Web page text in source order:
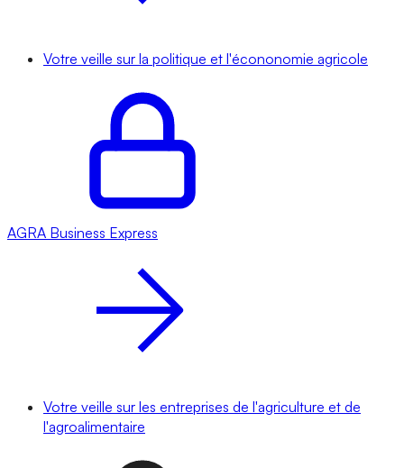
Votre veille sur la politique et l'écononomie agricole
AGRA Business Express
Votre veille sur les entreprises de l'agriculture et de
l'agroalimentaire